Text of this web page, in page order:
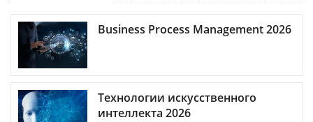
Business Process Management 2026
Технологии искусственного
интеллекта 2026